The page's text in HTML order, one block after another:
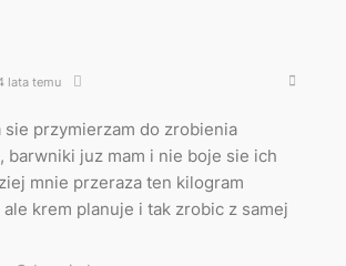
lata temu
sie przymierzam do zrobienia
barwniki juz mam i nie boje sie ich
mnie przeraza ten kilogram
ale krem planuje i tak zrobic z samej